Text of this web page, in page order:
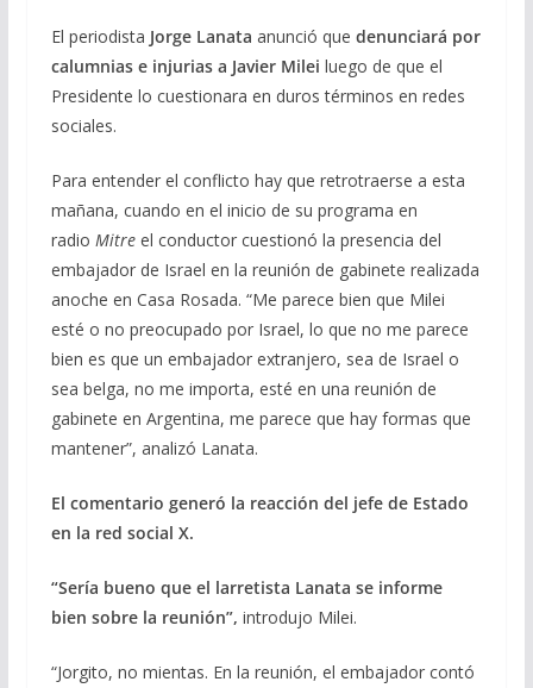
El periodista Jorge Lanata anunció que denunciará por
calumnias e injurias a Javier Milei luego de que el
Presidente lo cuestionara en duros términos en redes
sociales.
Para entender el conflicto hay que retrotraerse a esta
mañana, cuando en el inicio de su programa en
radio Mitreel conductor cuestionó la presencia del
embajador de Israel en la reunión de gabinete realizada
anoche en Casa Rosada. “Me parece bien que Milei
esté o no preocupado por Israel, lo que no me parece
bien es que un embajador extranjero, sea de Israel o
sea belga, no me importa, esté en una reunión de
gabinete en Argentina, me parece que hay formas que
mantener”, analizó Lanata.
El comentario generó la reacción del jefe de Estado
en la red social X.
“Sería bueno que el larretista Lanata se informe
bien sobre la reunión”, introdujo Milei.
“Jorgito, no mientas. En la reunión, el embajador contó